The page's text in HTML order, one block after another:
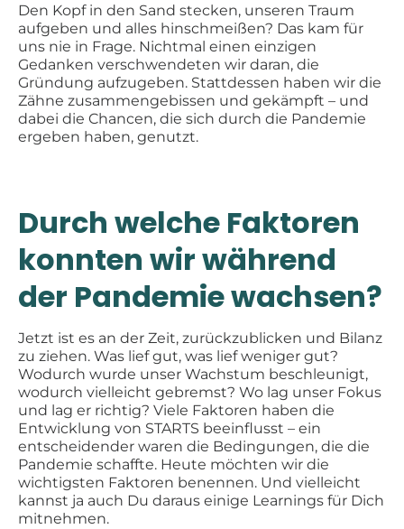
Den Kopf in den Sand stecken, unseren Traum
aufgeben und alles hinschmeißen? Das kam für
uns nie in Frage. Nichtmal einen einzigen
Gedanken verschwendeten wir daran, die
Gründung aufzugeben. Stattdessen haben wir die
Zähne zusammengebissen und gekämpft – und
dabei die Chancen, die sich durch die Pandemie
ergeben haben, genutzt.
Durch welche Faktoren
konnten wir während
der Pandemie wachsen?
Jetzt ist es an der Zeit, zurückzublicken und Bilanz
zu ziehen. Was lief gut, was lief weniger gut?
Wodurch wurde unser Wachstum beschleunigt,
wodurch vielleicht gebremst? Wo lag unser Fokus
und lag er richtig? Viele Faktoren haben die
Entwicklung von STARTS beeinflusst – ein
entscheidender waren die Bedingungen, die die
Pandemie schaffte. Heute möchten wir die
wichtigsten Faktoren benennen. Und vielleicht
kannst ja auch Du daraus einige Learnings für Dich
mitnehmen.